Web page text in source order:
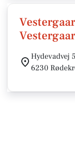
Hydevadvej
6230